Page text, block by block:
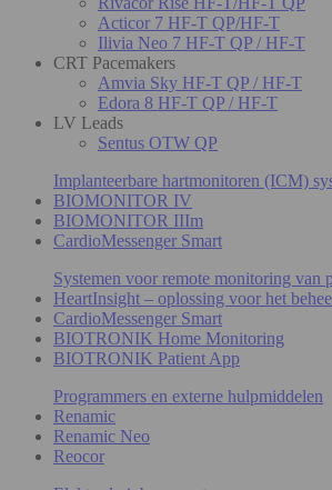
Acticor 7 HF-T QP/HF-T
Ilivia Neo 7 HF-T QP / HF-T
CRT Pacemakers
Amvia Sky HF-T QP / HF-T
Edora 8 HF-T QP / HF-T
LV Leads
Sentus OTW QP
Implanteerbare hartmonitoren (ICM)
BIOMONITOR IV
BIOMONITOR IIIm
CardioMessenger Smart
Systemen voor remote monitoring van
HeartInsight – oplossing voor het
CardioMessenger Smart
BIOTRONIK Home Monitoring
BIOTRONIK Patient App
Programmers en externe hulpmiddelen
Renamic
Renamic Neo
Reocor